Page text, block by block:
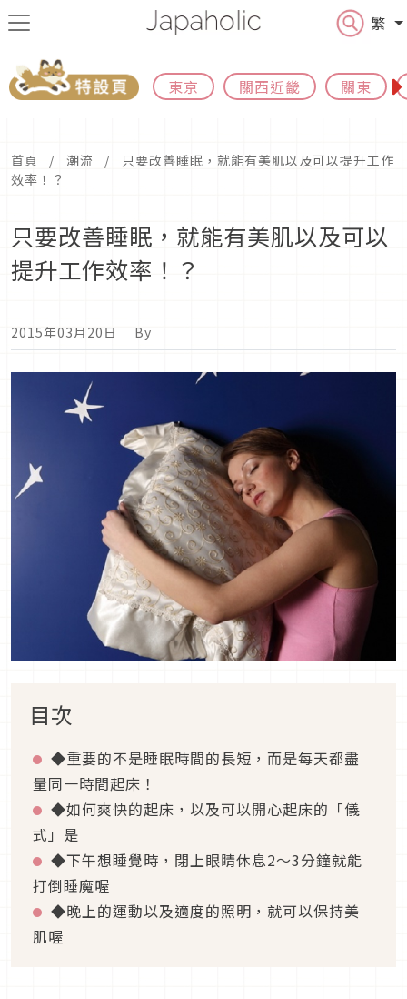
繁
東京 關西近畿 關東
首頁 潮流
只要改善睡眠，就能有美肌以及可以提升工作
效率！？
只要改善睡眠，就能有美肌以及可以
提升工作效率！？
2015年03月20日 ｜ By
目次
◆重要的不是睡眠時間的長短，而是每天都盡
量同一時間起床！
◆如何爽快的起床，以及可以開心起床的「儀
式」是
◆下午想睡覺時，閉上眼睛休息2～3分鐘就能
打倒睡魔喔
◆晚上的運動以及適度的照明，就可以保持美
肌喔